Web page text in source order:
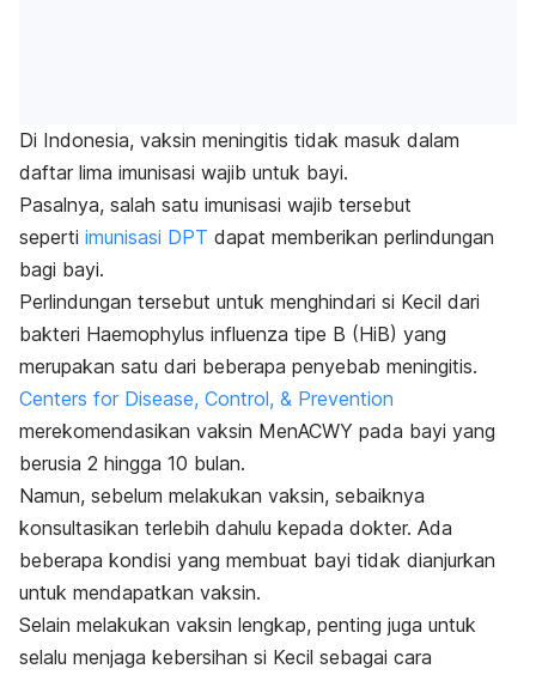
Di Indonesia, vaksin meningitis tidak masuk dalam
daftar lima imunisasi wajib untuk bayi.
Pasalnya, salah satu imunisasi wajib tersebut
seperti imunisasi DPT dapat memberikan perlindungan
bagi bayi.
Perlindungan tersebut untuk menghindari si Kecil dari
bakteri Haemophylus influenza tipe B (HiB) yang
merupakan satu dari beberapa penyebab meningitis.
Centers for Disease, Control, & Prevention
merekomendasikan vaksin MenACWY pada bayi yang
berusia 2 hingga 10 bulan.
Namun, sebelum melakukan vaksin, sebaiknya
konsultasikan terlebih dahulu kepada dokter. Ada
beberapa kondisi yang membuat bayi tidak dianjurkan
untuk mendapatkan vaksin.
Selain melakukan vaksin lengkap, penting juga untuk
selalu menjaga kebersihan si Kecil sebagai cara